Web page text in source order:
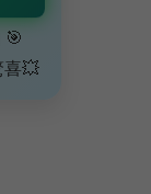
🎯
喜💥